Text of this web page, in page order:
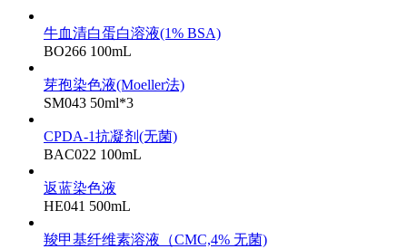
牛血清白蛋白溶液(1% BSA)
BO266 100mL
芽孢染色液(Moeller法)
SM043 50ml*3
CPDA-1抗凝剂(无菌)
BAC022 100mL
返蓝染色液
HE041 500mL
羧甲基纤维素溶液（CMC,4% 无菌)